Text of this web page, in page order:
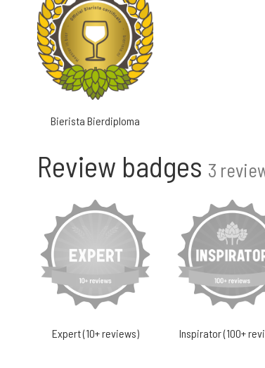
Bierista Bierdiploma
Review badges 3
Expert (10+ reviews) Inspirator (100+